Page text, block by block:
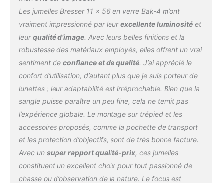
Les jumelles Bresser 11 x 56 en verre Bak-4 m’ont
vraiment impressionné par leurexcellente luminositéet
leurqualité d’image. Avec leurs belles finitions et la
robustesse des matériaux employés, elles offrent un vrai
sentiment de confiance et de qualité. J’ai apprécié le
confort d’utilisation, d’autant plus que je suis porteur de
lunettes ; leur adaptabilité est irréprochable. Bien que la
sangle puisse paraître un peu fine, cela ne ternit pas
l’expérience globale. Le montage sur trépied et les
accessoires proposés, comme la pochette de transport
et les protection d’objectifs, sont de très bonne facture.
Avec un super rapport qualité-prix, ces jumelles
constituent un excellent choix pour tout passionné de
chasse ou d’observation de la nature. Le focus est